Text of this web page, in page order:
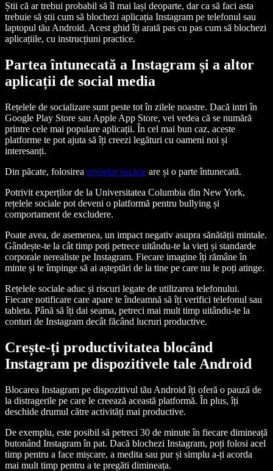
Știi că ar trebui probabil să îl mai lași deoparte, dar ca să faci asta
trebuie să știi cum să blochezi aplicația Instagram pe telefonul sau
laptopul tău Android. Acest ghid îți arată pas cu pas cum să blochezi
aplicațiile, cu instrucțiuni practice.
Partea întunecată a Instagram și a altor
aplicații de social media
Rețelele de socializare sunt peste tot în zilele noastre. Dacă intri în
Google Play Store sau Apple App Store, vei vedea că se numără
printre cele mai populare aplicații. În cel mai bun caz, aceste
platforme te pot ajuta să îți creezi legături cu oameni noi și
interesanți.
Din păcate, folosirea rețelelor sociale are și o parte întunecată.
Potrivit experților de la Universitatea Columbia din New York,
rețelele sociale pot deveni o platformă pentru bullying și
comportament de excludere.
Poate avea, de asemenea, un impact negativ asupra sănătății mintale.
Gândește-te la cât timp poți petrece uitându-te la vieți și standarde
corporale nerealiste pe Instagram. Fiecare imagine îți rămâne în
minte și te împinge să ai așteptări de la tine pe care nu le poți atinge.
Rețelele sociale aduc și riscuri legate de utilizarea telefonului.
Fiecare notificare care apare te îndeamnă să îți verifici telefonul sau
tableta. Până să îți dai seama, petreci mai mult timp uitându-te la
conturi de Instagram decât făcând lucruri productive.
Crește-ți productivitatea blocând
Instagram pe dispozitivele tale Android
Blocarea Instagram pe dispozitivul tău Android îți oferă o pauză de
la distragerile pe care le creează această platformă. În plus, îți
deschide drumul către activități mai productive.
De exemplu, este posibil să petreci 30 de minute în fiecare dimineață
butonând Instagram în pat. Dacă blochezi Instagram, poți folosi acel
timp pentru a face mișcare, a medita sau pur și simplu a-ți acorda
mai mult timp pentru a te pregăti dimineața.